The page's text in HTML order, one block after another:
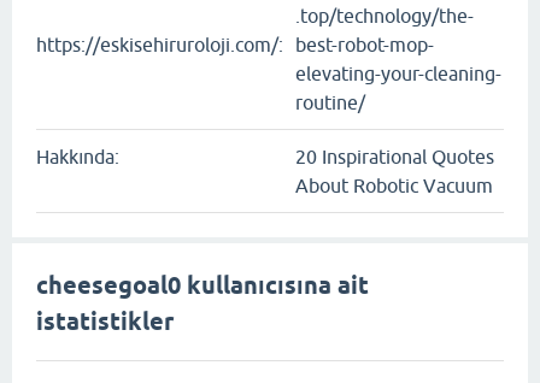
https://eskisehiruroloji.com/:
.top/technology/the-
best-robot-mop-
elevating-your-cleaning-
routine/
Hakkında:
20 Inspirational Quotes
About Robotic Vacuum
cheesegoal0 kullanıcısına ait
istatistikler